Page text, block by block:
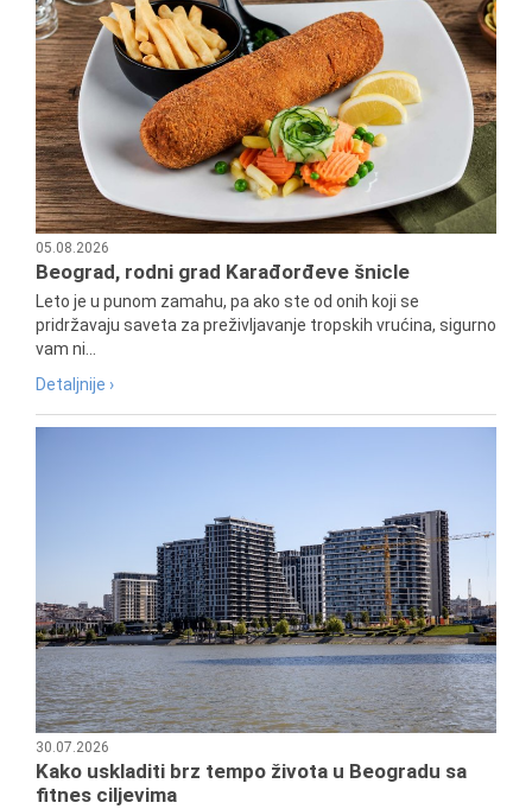
05.08.2026
Beograd, rodni grad Karađorđeve šnicle
Leto je u punom zamahu, pa ako ste od onih koji se
pridržavaju saveta za preživljavanje tropskih vrućina, sigurno
vam ni...
Detaljnije ›
30.07.2026
Kako uskladiti brz tempo života u Beogradu sa
fitnes ciljevima